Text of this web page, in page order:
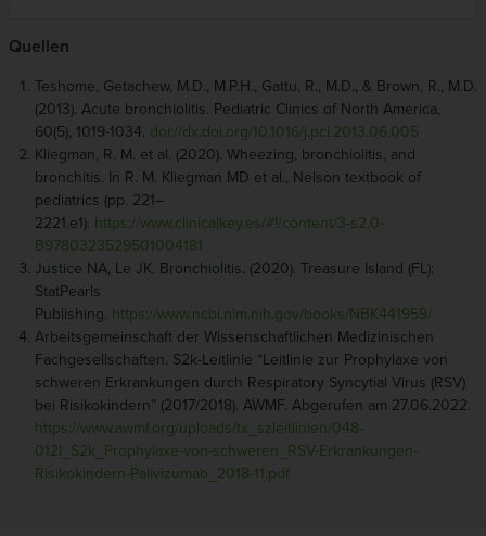
Quellen
Teshome, Getachew, M.D., M.P.H., Gattu, R., M.D., & Brown, R., M.D.
(2013). Acute bronchiolitis. Pediatric Clinics of North America,
60(5), 1019-1034. doi://dx.doi.org/10.1016/j.pcl.2013.06.005
Kliegman, R. M. et al. (2020). Wheezing, bronchiolitis, and
bronchitis. In R. M. Kliegman MD et al., Nelson textbook of
pediatrics (pp. 221–
2221.e1). https://www.clinicalkey.es/#!/content/3-s2.0-
B9780323529501004181
Justice NA, Le JK. Bronchiolitis. (2020). Treasure Island (FL):
StatPearls
Publishing. https://www.ncbi.nlm.nih.gov/books/NBK441959/
Arbeitsgemeinschaft der Wissenschaftlichen Medizinischen
Fachgesellschaften. S2k-Leitlinie “Leitlinie zur Prophylaxe von
schweren Erkrankungen durch Respiratory Syncytial Virus (RSV)
bei Risikokindern” (2017/2018). AWMF. Abgerufen am 27.06.2022.
https://www.awmf.org/uploads/tx_szleitlinien/048-
012l_S2k_Prophylaxe-von-schweren_RSV-Erkrankungen-
Risikokindern-Palivizumab_2018-11.pdf